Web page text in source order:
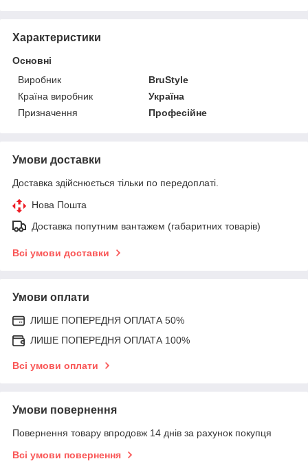
Характеристики
Основні
Виробник
BruStyle
Країна виробник
Україна
Призначення
Професійне
Умови доставки
Доставка здійснюється тільки по передоплаті.
Нова Пошта
Доставка попутним вантажем (габаритних товарів)
Всі умови доставки
Умови оплати
ЛИШЕ ПОПЕРЕДНЯ ОПЛАТА 50%
ЛИШЕ ПОПЕРЕДНЯ ОПЛАТА 100%
Всі умови оплати
Умови повернення
Повернення товару впродовж 14 днів за рахунок покупця
Всі умови повернення